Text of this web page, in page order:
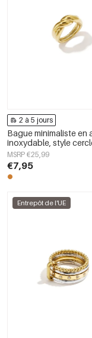
2 à 5 jours
Bague minimaliste en
inoxydable, style
collection Daily
pour femmes
MSRP €25,99
€7,95
Entrepôt de l'UE